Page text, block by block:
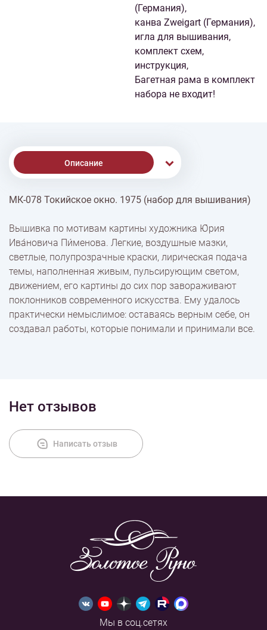
(Германия),
канва Zweigart (Германия),
игла для вышивания,
комплект схем,
инструкция,
Багетная рама в комплект
набора не входит!
Описание
Доставка
Оплата
МК-078 Токийское окно. 1975 (набор для вышивания)
Вышивка по мотивам картины художника Ю́рия
Ива́новича Пи́менова. Легкие, воздушные мазки,
светлые, полупрозрачные краски, лирическая подача
темы, наполненная живым, пульсирующим светом,
движением, его картины до сих пор завораживают
поклонников современного искусства. Ему удалось
практически немыслимое: оставаясь верным себе, он
создавал работы, которые понимали и принимали все.
Нет отзывов
Написать отзыв
Мы в соц.сетях